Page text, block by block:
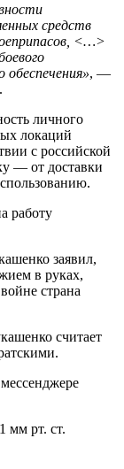
средств
<…>
обеспечения», —
личного
локаций
с российской
— от доставки
работу
заявил,
в руках,
страна
считает
мм рт. ст.